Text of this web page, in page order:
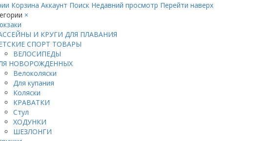
Корзина Аккаунт Поиск Недавний просмотр Перейти наверх
×
И КРУГИ ДЛЯ ПЛАВАНИЯ
СПОРТ ТОВАРЫ
ВЕЛОСИПЕДЫ
НОВОРОЖДЕННЫХ
Велоколяски
Для купания
Коляски
КРАВАТКИ
Стул
ХОДУНКИ
ШЕЗЛОНГИ